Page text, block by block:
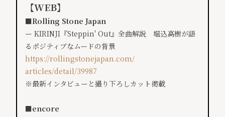
【WEB】
■Rolling Stone Japan
ー KIRINJI『Steppin' Out』全曲解説 堀込高樹が語
るポジティブなムードの背景
https://rollingstonejapan.com/
articles/detail/39987
※最新インタビューと撮り下ろしカット掲載
■encore